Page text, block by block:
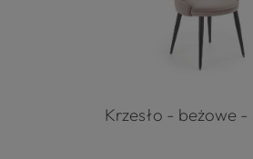
Krzesło - beżowe -